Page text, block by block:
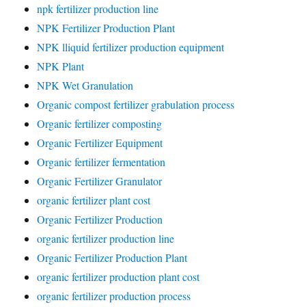
npk fertilizer production line
NPK Fertilizer Production Plant
NPK lliquid fertilizer production equipment
NPK Plant
NPK Wet Granulation
Organic compost fertilizer grabulation process
Organic fertilizer composting
Organic Fertilizer Equipment
Organic fertilizer fermentation
Organic Fertilizer Granulator
organic fertilizer plant cost
Organic Fertilizer Production
organic fertilizer production line
Organic Fertilizer Production Plant
organic fertilizer production plant cost
organic fertilizer production process